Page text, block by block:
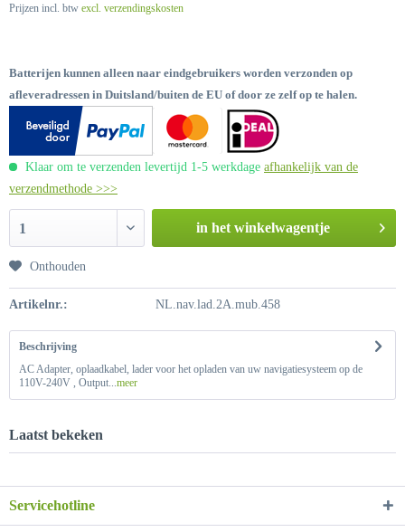
Prijzen incl. btw excl. verzendingskosten
Batterijen kunnen alleen naar eindgebruikers worden verzonden op
afleveradressen in Duitsland/buiten de EU of door ze zelf op te halen.
Klaar om te verzenden levertijd 1-5 werkdage afhankelijk van de
verzendmethode >>>
1 in het winkelwagentje
Onthouden
Artikelnr.: NL.nav.lad.2A.mub.458
Beschrijving
AC Adapter, oplaadkabel, lader voor het opladen van uw navigatiesysteem op de
110V-240V , Output... meer
Laatst bekeken
Servicehotline